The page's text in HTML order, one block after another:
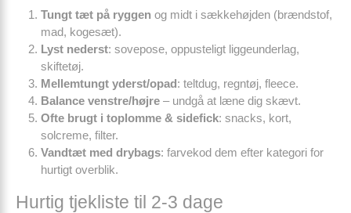
Tungt tæt på ryggen og midt i sækkehøjden (brændstof,
mad, kogesæt).
Lyst nederst: sovepose, oppusteligt liggeunderlag,
skiftetøj.
Mellemtungt yderst/opad: teltdug, regntøj, fleece.
Balance venstre/højre – undgå at læne dig skævt.
Ofte brugt i toplomme & sidefick: snacks, kort,
solcreme, filter.
Vandtæt med drybags: farvekod dem efter kategori for
hurtigt overblik.
Hurtig tjekliste til 2-3 dage